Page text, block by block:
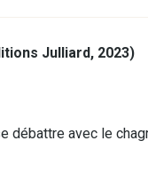
Julliard, 2023)
débattre avec le